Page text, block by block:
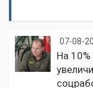
07-08-
На